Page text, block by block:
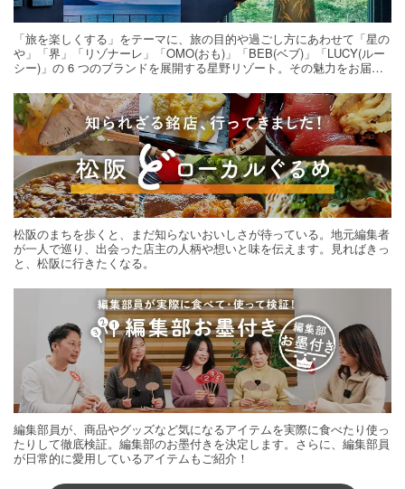
「旅を楽しくする」をテーマに、旅の目的や過ごし方にあわせて「星の
や」「界」「リゾナーレ」「OMO(おも)」「BEB(ベブ)」「LUCY(ルー
シー)」の 6 つのブランドを展開する星野リゾート。その魅力をお届け
松阪のまちを歩くと、まだ知らないおいしさが待っている。地元編集者
が一人で巡り、出会った店主の人柄や想いと味を伝えます。見ればきっ
と、松阪に行きたくなる。
編集部員が、商品やグッズなど気になるアイテムを実際に食べたり使っ
たりして徹底検証。編集部のお墨付きを決定します。さらに、編集部員
が日常的に愛用しているアイテムもご紹介！